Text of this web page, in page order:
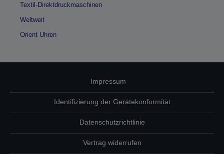
Textil-Direktdruckmaschinen
Weltweit
Orient Uhren
Impressum
Identifizierung der Gerätekonformität
Datenschutzrichtlinie
Vertrag widerrufen